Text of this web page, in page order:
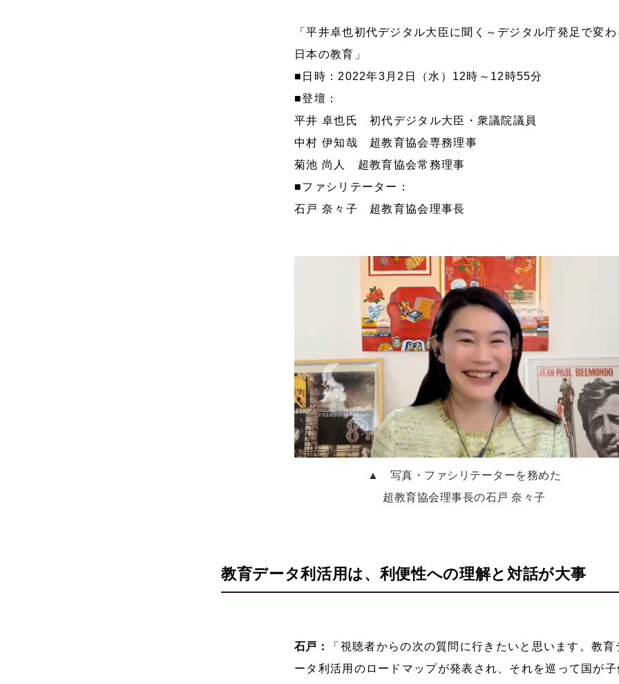
「平井卓也初代デジタル大臣に聞く～デジタル庁発足で変
日本の教育」
■日時：2022年3月2日（水）12時～12時55分
■登壇：
平井 卓也氏 初代デジタル大臣・衆議院議員
中村 伊知哉 超教育協会専務理事
菊池 尚人 超教育協会常務理事
■ファシリテーター：
石戸 奈々子 超教育協会理事長
▲ 写真・ファシリテーターを務めた
超教育協会理事長の石戸 奈々子
教育データ利活用は、利便性への理解と対話が大事
石戸：
「視聴者からの次の質問に行きたいと思います。教育
ータ利活用のロードマップが発表され、それを巡って国が子